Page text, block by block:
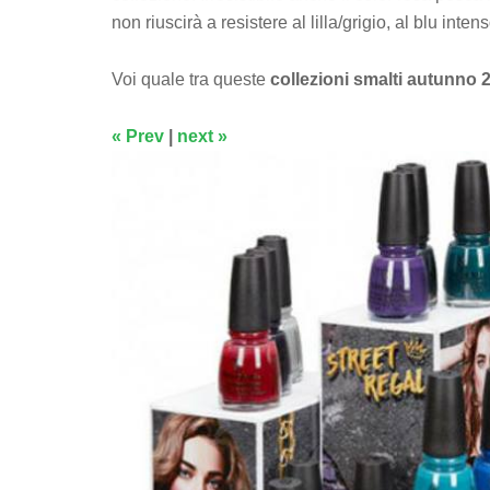
non riuscirà a resistere al lilla/grigio, al blu
Voi quale tra queste collezioni smalti autunno
« Prev next »